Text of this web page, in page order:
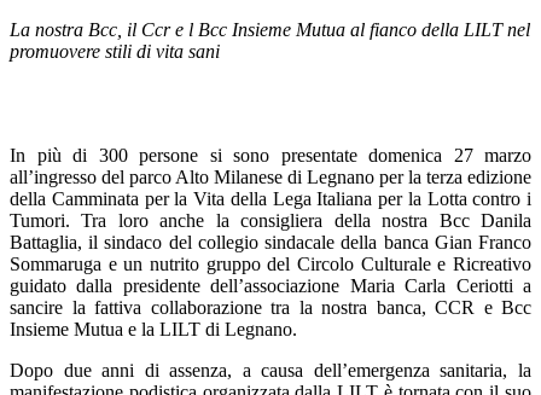
La nostra Bcc, il Ccr e l Bcc Insieme Mutua al fianco della LILT nel
promuovere stili di vita sani
In più di 300 persone si sono presentate domenica 27 marzo
all’ingresso del parco Alto Milanese di Legnano per la terza edizione
della Camminata per la Vita della Lega Italiana per la Lotta contro i
Tumori. Tra loro anche la consigliera della nostra Bcc Danila
Battaglia, il sindaco del collegio sindacale della banca Gian Franco
Sommaruga e un nutrito gruppo del Circolo Culturale e Ricreativo
guidato dalla presidente dell’associazione Maria Carla Ceriotti a
sancire la fattiva collaborazione tra la nostra banca, CCR e Bcc
Insieme Mutua e la LILT di Legnano.
Dopo due anni di assenza, a causa dell’emergenza sanitaria, la